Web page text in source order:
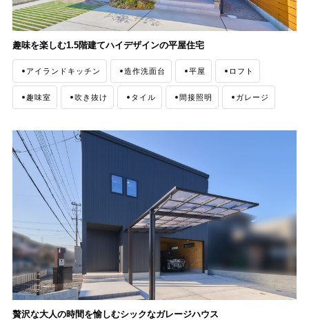
趣味を楽しむ1.5階建てハイデザインの平屋住宅
アイランドキッチン 造作洗面台 平屋 ロフト
趣味室 吹き抜け タイル 間接照明 ガレージ
贅沢な大人の時間を愉しむシックなガレージハウス